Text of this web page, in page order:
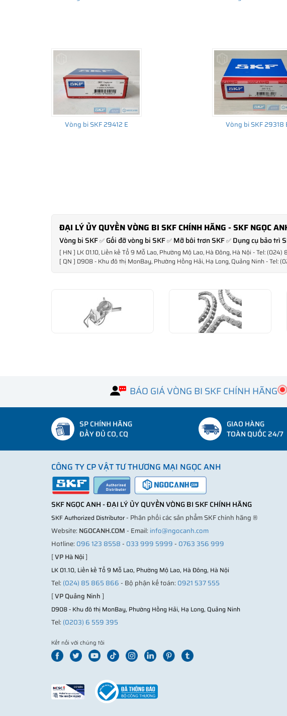
Vòng bi SKF 29412 E Vòng bi SKF 29318
ĐẠI LÝ ỦY QUYỀN VÒNG BI SKF CHÍNH HÃNG - SKF NGỌC
Vòng bi SKF✅ Gối đỡ vòng bi SKF✅ Mỡ bôi trơn SKF✅ Dụng cụ bảo trì
[ HN ] LK 01.10, Liền kề Tổ 9 Mỗ Lao, Phường Mộ Lao, Hà Đông, Hà Nội - Tel:
[ QN ] D908 - Khu đô thị MonBay, Phường Hồng Hải, Hạ Long, Quảng Ninh - Tel:
BÁO GIÁ VÒNG BI SKF CHÍNH HÃNG
SP CHÍNH HÃNG
ĐẦY ĐỦ CO, CQ
GIAO HÀNG
TOÀN QUỐC 24/7
CÔNG TY CP VẬT TƯ THƯƠNG MẠI NGỌC ANH
SKF NGỌC ANH - ĐẠI LÝ ỦY QUYỀN VÒNG BI SKF CHÍNH HÃNG
SKF Authorized Distributor- Phân phối các sản phẩm SKF chính hãng ®
Website: NGOCANH.COM- Email: info@ngocanh.com
Hotline: 096 123 8558- 033 999 5999- 0763 356 999
[VP Hà Nội]
LK 01.10, Liền kề Tổ 9 Mỗ Lao, Phường Mộ Lao, Hà Đông, Hà Nội
Tel: (024) 85 865 866- Bộ phận kế toán: 0921 537 555
[VP Quảng Ninh]
D908 - Khu đô thị MonBay, Phường Hồng Hải, Hạ Long, Quảng Ninh
Tel: (0203) 6 559 395
Kết nối với chúng tôi